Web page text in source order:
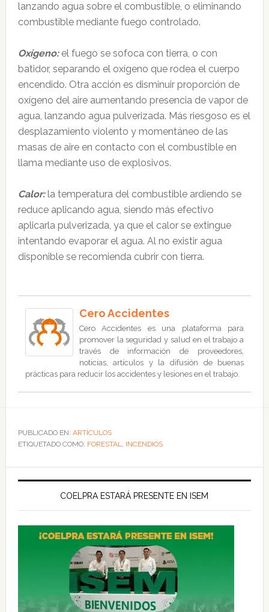
lanzando agua sobre el combustible, o eliminando
combustible mediante fuego controlado.
Oxígeno: el fuego se sofoca con tierra, o con
batidor, separando el oxígeno que rodea el cuerpo
encendido. Otra acción es disminuir proporción de
oxígeno del aire aumentando presencia de vapor de
agua, lanzando agua pulverizada. Más riesgoso es el
desplazamiento violento y momentáneo de las
masas de aire en contacto con el combustible en
llama mediante uso de explosivos.
Calor: la temperatura del combustible ardiendo se
reduce aplicando agua, siendo más efectivo
aplicarla pulverizada, ya que el calor se extingue
intentando evaporar el agua. Al no existir agua
disponible se recomienda cubrir con tierra.
Cero Accidentes
Cero Accidentes es una plataforma para
promover la seguridad y salud en el trabajo a
través de información de proveedores,
noticias, artículos y la difusión de buenas
prácticas para reducir los accidentes y lesiones en el trabajo.
PUBLICADO EN: ARTÍCULOS
ETIQUETADO COMO: FORESTAL, INCENDIOS
COELPRA ESTARÁ PRESENTE EN ISEM